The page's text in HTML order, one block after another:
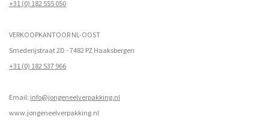
+31 (0) 182 555 050
VERKOOPKANTOOR NL-OOST
Smederijstraat 2D - 7482 PZ Haaksbergen
+31 (0) 182 537 966
Email: info@jongeneelverpakking.nl
www.jongeneelverpakking.nl